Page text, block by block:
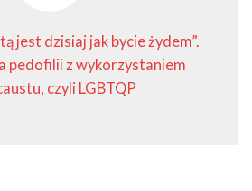
jest dzisiaj jak bycie żydem”.
pedofilii z wykorzystaniem
czyli LGBTQP